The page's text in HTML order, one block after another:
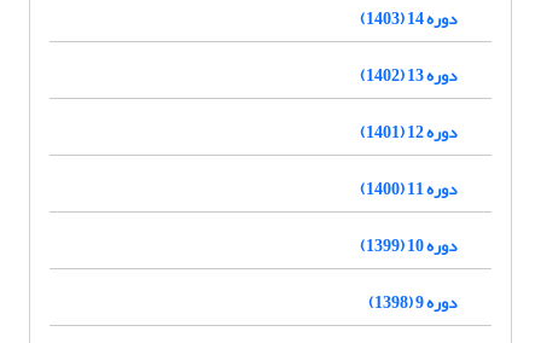
دوره 14 (1403)
دوره 13 (1402)
دوره 12 (1401)
دوره 11 (1400)
دوره 10 (1399)
دوره 9 (1398)